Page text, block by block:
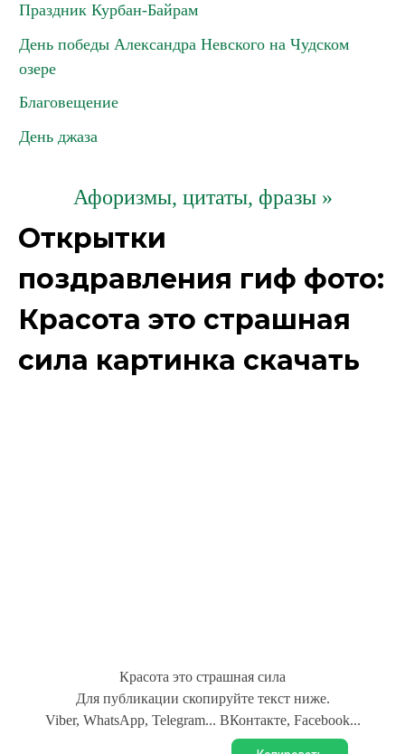
Праздник Курбан-Байрам
День победы Александра Невского на Чудском
озере
Благовещение
День джаза
Афоризмы, цитаты, фразы »
Открытки
поздравления гиф фото:
Красота это страшная
сила картинка скачать
Красота это страшная сила
Для публикации скопируйте текст ниже.
Viber, WhatsApp, Telegram... ВКонтакте, Facebook...